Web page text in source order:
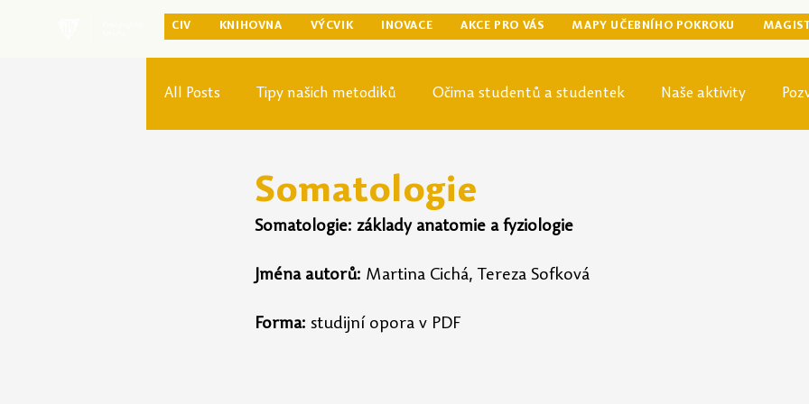
CIV KNIHOVNA VÝCVIK INOVACE AKCE PRO VÁS MAPY UČEBNÍHO POKROKU
All Posts Tipy našich metodiků Očima studentů a studentek Naše aktivity
Somatologie
Somatologie: základy anatomie a fyziologie
Jména autorů: Martina Cichá, Tereza Sofková
Forma: studijní opora v PDF